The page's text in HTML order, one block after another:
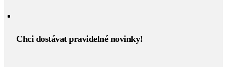
Chci dostávat pravidelné novinky!​